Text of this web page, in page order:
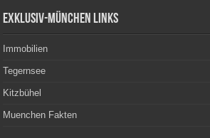
Exklusiv-München Links
Immobilien
Tegernsee
Kitzbühel
Muenchen Fakten